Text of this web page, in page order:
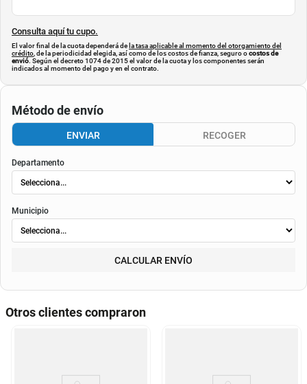
Consulta aquí tu cupo.
El valor final de la cuota dependerá de la tasa aplicable al momento del otorgamiento del
crédito , de la periodicidad elegida, así como de los costos de fianza, seguro ocostos de
envió. Según el decreto 1074 de 2015 el valor de la cuota y los componentes serán
indicados al momento del pago y en el contrato.
Método de envío
ENVIAR RECOGER
Departamento
Municipio
CALCULAR ENVÍO
Otros clientes compraron